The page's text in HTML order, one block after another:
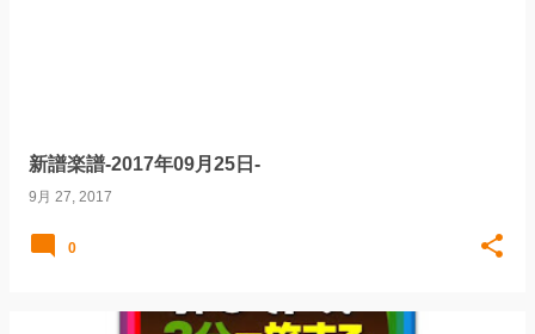
新譜楽譜-2017年09月25日-
9月 27, 2017
0